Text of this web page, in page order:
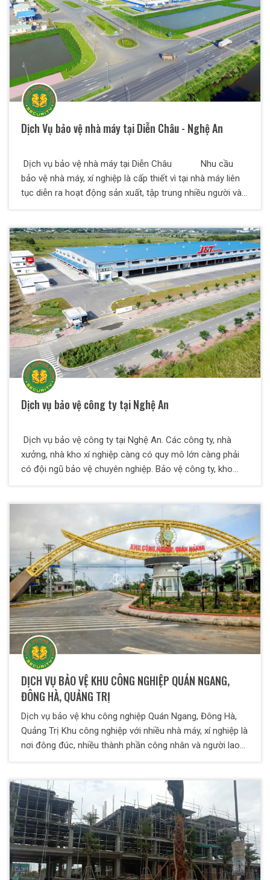
Dịch Vụ bảo vệ nhà máy tại Diễn Châu - Nghệ An
Dịch vụ bảo vệ nhà máy tại Diễn Châu Nhu cầu
bảo vệ nhà máy, xí nghiệp là cấp thiết vì tại nhà máy liên
tục diễn ra hoạt động sản xuất, tập trung nhiều người và
tập trung nhiều người và lượng tài sản giá trị lớn. Vậy
phương án bảo vệ nhà máy như nào hiệu quả? Nhân sự
bảo vệ nhà máy có nhiệm vụ gì? Người bảo vệ nhà máy
cần những yêu cầu gì? Tìm, lựa chọn đơn vị cung câp
dịch vụ bảo vệ nhà máy ở đâu, như nào? Bảo vệ Thiên
Long Hoàng sẽ giúp quý vị giải đáp các băn khăn trên.
Dịch vụ bảo vệ công ty tại Nghệ An
Dịch vụ bảo vệ công ty tại Nghệ An. Các công ty, nhà
xưởng, nhà kho xí nghiệp càng có quy mô lớn càng phải
có đội ngũ bảo vệ chuyên nghiệp. Bảo vệ công ty, kho
bảo vệ chặt chẽ, không bỏ sót kẽ hở nào, đảm bảo hoạt
động an ninh an toàn.
DỊCH VỤ BẢO VỆ KHU CÔNG NGHIỆP QUÁN NGANG,
ĐÔNG HÀ, QUẢNG TRỊ
Dịch vụ bảo vệ khu công nghiệp Quán Ngang, Đông Hà,
Quảng Trị Khu công nghiệp với nhiều nhà máy, xí nghiệp là
nơi đông đúc, nhiều thành phần công nhân và người lao
khu công nghiệp tối ưu.